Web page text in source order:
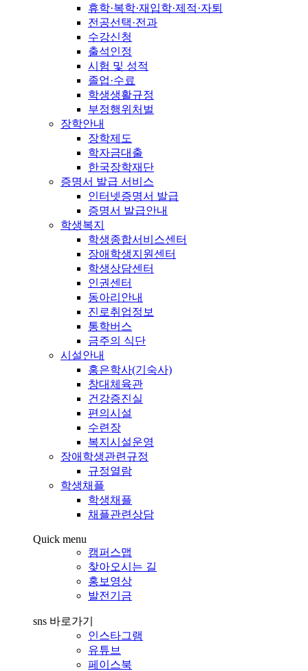
휴학·복학·재입학·제적·자퇴
전공선택·전과
수강신청
출석인정
시험 및 성적
졸업·수료
학생생활규정
부정행위처벌
장학안내
장학제도
학자금대출
한국장학재단
증명서 발급 서비스
인터넷증명서 발급
증명서 발급안내
학생복지
학생종합서비스센터
장애학생지원센터
학생상담센터
인권센터
동아리안내
진로취업정보
통학버스
금주의 식단
시설안내
홍은학사(기숙사)
창대체육관
건강증진실
편의시설
수련장
복지시설운영
장애학생관련규정
규정열람
학생채플
학생채플
채플관련상담
Quick menu
캠퍼스맵
찾아오시는 길
홍보영상
발전기금
sns 바로가기
인스타그램
유튜브
페이스북